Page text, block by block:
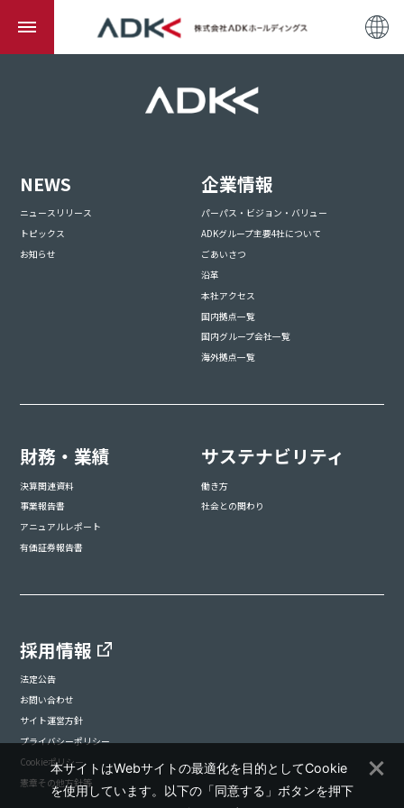
NEWS
ニュースリリース
トピックス
お知らせ
企業情報
パーパス・ビジョン・バリュー
ADKグループ主要4社について
ごあいさつ
沿革
本社アクセス
国内拠点一覧
国内グループ会社一覧
海外拠点一覧
財務・業績
決算関連資料
事業報告書
アニュアルレポート
有価証券報告書
サステナビリティ
働き方
社会との関わり
採用情報
法定公告
お問い合わせ
サイト運営方針
プライバシーポリシー
Cookieポリシー
憲章その他方針等
本サイトはWebサイトの最適化を目的としてCookie
を使用しています。以下の「同意する」ボタンを押下